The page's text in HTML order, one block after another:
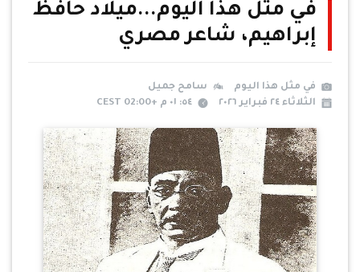
في مثل هذا اليوم...ميلاد حافظ
إبراهيم، شاعر مصري
في مثل هذا اليوم
سامح جميل
الثلاثاء ٢٤ فبراير ٢٠٢٦
٥٤: ٠١ م +02:00 CEST